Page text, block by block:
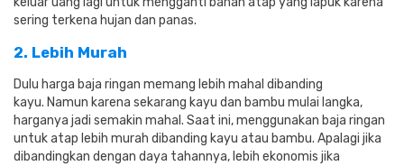
sering terkena hujan dan panas.
2. Lebih Murah
Dulu harga baja ringan memang lebih mahal dibanding
kayu. Namun karena sekarang kayu dan bambu mulai langka,
harganya jadi semakin mahal. Saat ini, menggunakan baja ringan
untuk atap lebih murah dibanding kayu atau bambu. Apalagi jika
dibandingkan dengan daya tahannya, lebih ekonomis jika